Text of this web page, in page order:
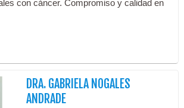
con cáncer. Compromiso y calidad en
DRA. GABRIELA NOGALES
ANDRADE